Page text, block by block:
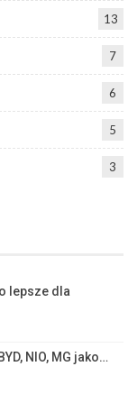
13
7
6
5
3
lepsze dla
NIO, MG jako…